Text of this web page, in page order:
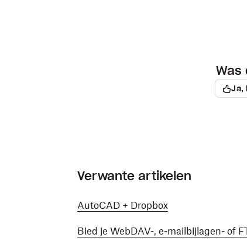
Was
Ja,
Verwante artikelen
AutoCAD + Dropbox
Bied je WebDAV-, e-mailbijlagen- of